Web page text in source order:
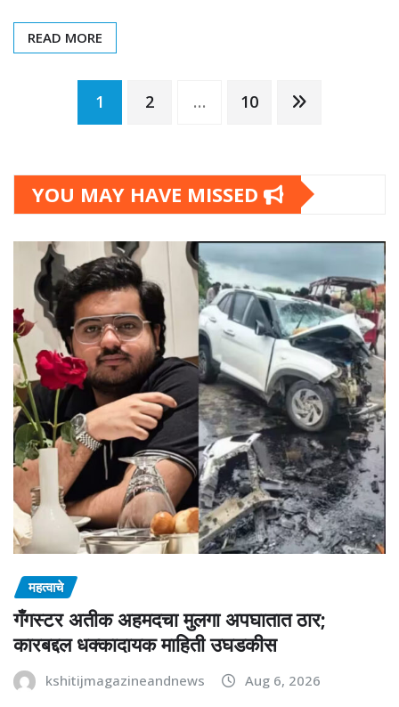
READ MORE
Posts
1 2 … 10
YOU MAY HAVE MISSED
महत्वाचे
गँगस्टर अतीक अहमदचा मुलगा अपघातात ठार;
कारबद्दल धक्कादायक माहिती उघडकीस
kshitijmagazineandnews Aug 6, 2026